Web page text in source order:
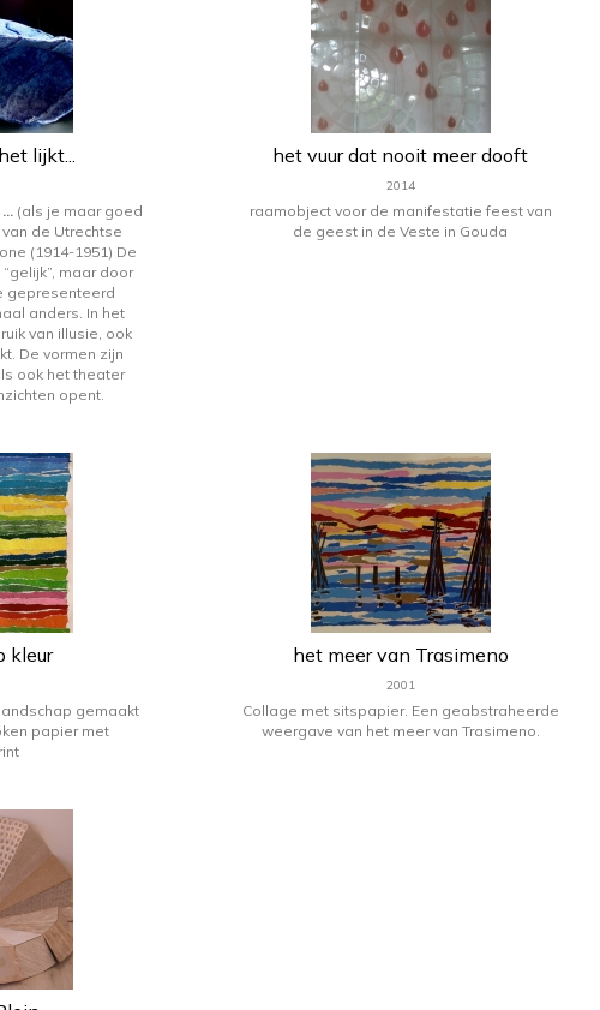
lijkt...
… (als je maar goed
van de Utrechtse
(1914-1951) De
maar door
gepresenteerd
anders. In het
van illusie, ook
De vormen zijn
ook het theater
opent.
het vuur dat nooit meer dooft
2014
raamobject voor de manifestatie feest van
de geest in de Veste in Gouda
kleur
gemaakt
papier met
het meer van Trasimeno
2001
Collage met sitspapier. Een geabstraheerde
weergave van het meer van Trasimeno.